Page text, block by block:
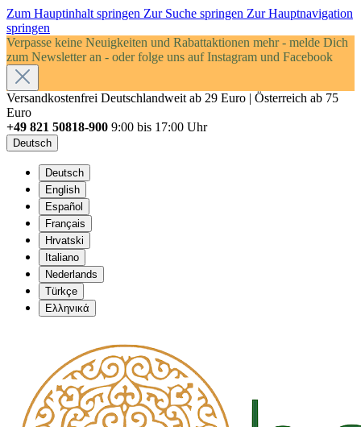
Zum Hauptinhalt springen Zur Suche springen Zur Hauptnavigation
springen
Verpasse keine Neuigkeiten und Rabattaktionen mehr - melde Dich
zum Newsletter an - oder folge uns auf Instagram und Facebook
Versandkostenfrei Deutschlandweit ab 29 Euro | Österreich ab 75
Euro
+49 821 50818-900 9:00 bis 17:00 Uhr
Deutsch
Deutsch
English
Español
Français
Hrvatski
Italiano
Nederlands
Türkçe
Ελληνικά